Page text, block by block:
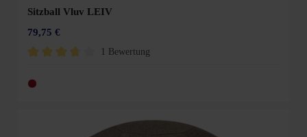
Sitzball Vluv LEIV
79,75 €
1 Bewertung